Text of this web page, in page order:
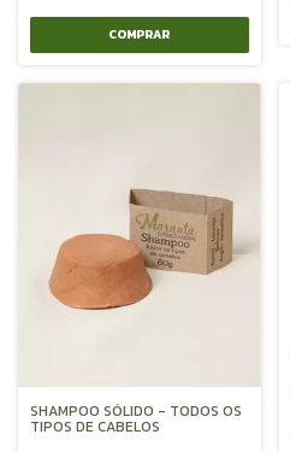
SHAMPOO SÓLIDO - TODOS OS
TIPOS DE CABELOS